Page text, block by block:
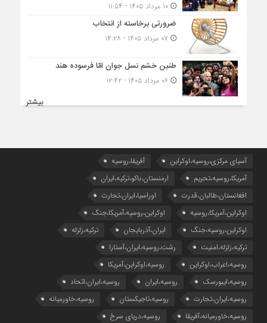
۱۰ مرداد ۱۴۰۵ - ۱۱:۵۴
ضرورتی برخاسته از انتخاب
طنین خشم نسل جوان امّا فرسوده هند
۰۶ مرداد ۱۴۰۵ - ۱۲:۴۲
بیشتر
آسیای مرکزی،روسیه،اوکراین
آفریقا،روسیه
آمریکا،روسیه،تحریم
ارمنستان،باکو،ترکیه،ایران
افغانستان،طالبان،قدرت
اوراسیا،ایران،تجارت
اوکراین،آمریکا،روسیه
اوکراین،روسیه،آمریکا،جنگ
اوکراین،روسیه،جنگ
ایران،آذربایجان
ترکیه،زلزله
ترکیه،زلزله،امنیت
رشت،روسیه،ایران،آستارا
روسیه،اعراب،اوکراین
روسیه،اوکراین،آمریکا
روسیه،ایبورسک
روسیه،ایران
روسیه،ایران،اتحاد
روسیه،ایران،تجارت
روسیه،تاجیکستان
روسیه،خاورمیانه
روسیه،خاورمیانه،آفریقا
روسیه،دریای سرخ